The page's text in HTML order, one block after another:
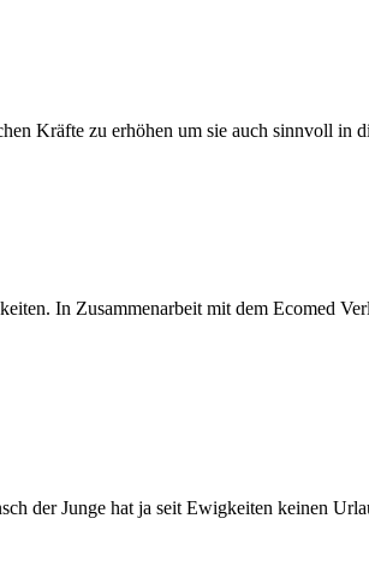
Kräfte zu erhöhen um sie auch sinnvoll in
In Zusammenarbeit mit dem Ecomed
der Junge hat ja seit Ewigkeiten keinen